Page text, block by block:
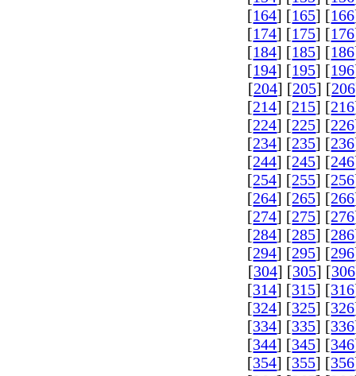
[164] [165] [166
[174] [175] [176
[184] [185] [186
[194] [195] [196
[204] [205] [206
[214] [215] [216
[224] [225] [226
[234] [235] [236
[244] [245] [246
[254] [255] [256
[264] [265] [266
[274] [275] [276
[284] [285] [286
[294] [295] [296
[304] [305] [306
[314] [315] [316
[324] [325] [326
[334] [335] [336
[344] [345] [346
[354] [355] [356